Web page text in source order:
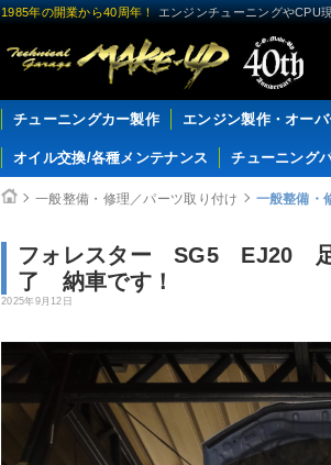
1985年の開業から40周年！エンジンチューニングやCPU
チューニングカー製作 エンジン製作・オー
オイル交換/各種メンテナンス チューニング
一般整備・修理／パーツ取り付け 一般整備・
フォレスター SG5 EJ20 足
了 納車です！
2025年9月12日